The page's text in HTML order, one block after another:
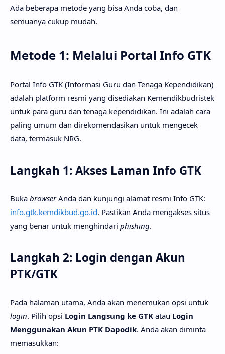
Ada beberapa metode yang bisa Anda coba, dan
semuanya cukup mudah.
Metode 1: Melalui Portal Info GTK
Portal Info GTK (Informasi Guru dan Tenaga Kependidikan)
adalah platform resmi yang disediakan Kemendikbudristek
untuk para guru dan tenaga kependidikan. Ini adalah cara
paling umum dan direkomendasikan untuk mengecek
data, termasuk NRG.
Langkah 1: Akses Laman Info GTK
Buka browserAnda dan kunjungi alamat resmi Info GTK:
info.gtk.kemdikbud.go.id. Pastikan Anda mengakses situs
yang benar untuk menghindari phishing.
Langkah 2: Login dengan Akun
PTK/GTK
Pada halaman utama, Anda akan menemukan opsi untuk
login. Pilih opsi Login Langsung ke GTK atau Login
Menggunakan Akun PTK Dapodik. Anda akan diminta
memasukkan: